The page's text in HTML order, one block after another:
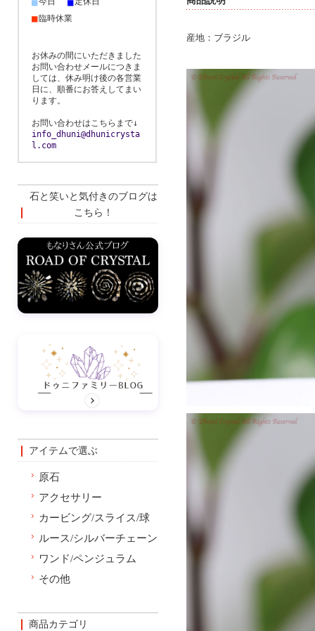
産地：ブラジル
■臨時休業
お休みの間にいただきました
お問い合わせメールにつきま
しては、休み明け後の各営業
日に、順番にお答えしてまい
ります。
お問い合わせはこちらまで↓
info_dhuni@dhunicrysta
l.com
石と笑いと気付きのブログは
こちら！
アイテムで選ぶ
原石
アクセサリー
カービング/スライス/球
ルース/シルバーチェーン
ワンド/ペンジュラム
その他
商品カテゴリ